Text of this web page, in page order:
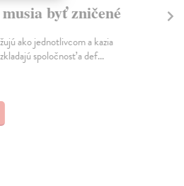
byť zničené
ako jednotlivcom a kazia
spoločnosť a def...